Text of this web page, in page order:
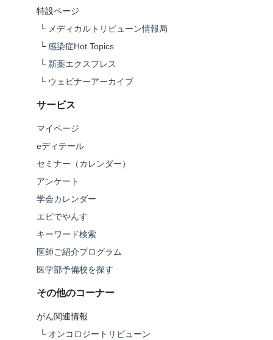
特設ページ
└ メディカルトリビューン情報局
└ 感染症Hot Topics
└ 新薬エクスプレス
└ ウェビナーアーカイブ
サービス
マイページ
eディテール
セミナー（カレンダー）
アンケート
学会カレンダー
エビでやんす
キーワード検索
医師ご紹介プログラム
医学部予備校を探す
その他のコーナー
がん関連情報
└ オンコロジートリビューン